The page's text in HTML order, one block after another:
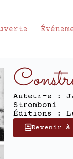
Auteur-e :
Stromboni
Éditions :
Revenir à